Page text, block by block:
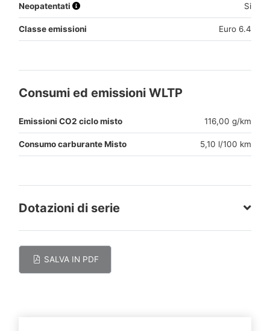
Neopatentati Si
Classe emissioni Euro 6.4
Consumi ed emissioni WLTP
Emissioni CO2 ciclo misto 116,00 g/km
Consumo carburante Misto 5,10 l/100 km
Dotazioni di serie
SALVA IN PDF